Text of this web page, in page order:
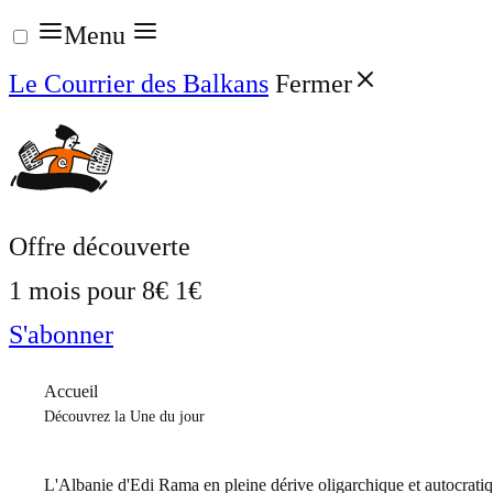
Aller
au
contenu
Menu
Le Courrier des Balkans Fermer
Offre découverte
1 mois pour 8€ 1€
S'abonner
Accueil
Découvrez la Une du jour
L'Albanie d'Edi Rama en pleine dérive oligarchique et